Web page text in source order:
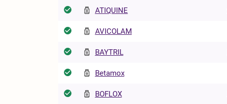
ATIQUINE
AVICOLAM
BAYTRIL
Betamox
BOFLOX